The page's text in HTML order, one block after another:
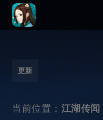
更新
当前位置： 江湖传闻